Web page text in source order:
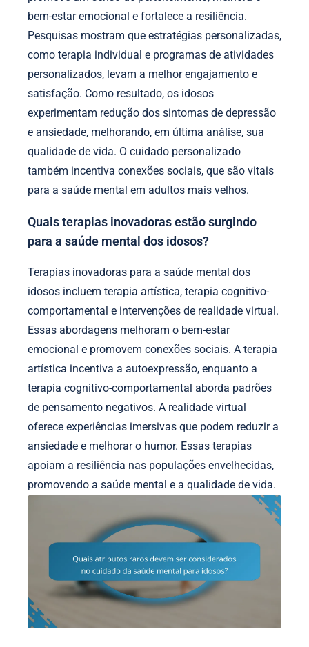
bem-estar emocional e fortalece a resiliência.
Pesquisas mostram que estratégias personalizadas,
como terapia individual e programas de atividades
personalizados, levam a melhor engajamento e
satisfação. Como resultado, os idosos
experimentam redução dos sintomas de depressão
e ansiedade, melhorando, em última análise, sua
qualidade de vida. O cuidado personalizado
também incentiva conexões sociais, que são vitais
para a saúde mental em adultos mais velhos.
Quais terapias inovadoras estão surgindo
para a saúde mental dos idosos?
Terapias inovadoras para a saúde mental dos
idosos incluem terapia artística, terapia cognitivo-
comportamental e intervenções de realidade virtual.
Essas abordagens melhoram o bem-estar
emocional e promovem conexões sociais. A terapia
artística incentiva a autoexpressão, enquanto a
terapia cognitivo-comportamental aborda padrões
de pensamento negativos. A realidade virtual
oferece experiências imersivas que podem reduzir a
ansiedade e melhorar o humor. Essas terapias
apoiam a resiliência nas populações envelhecidas,
promovendo a saúde mental e a qualidade de vida.